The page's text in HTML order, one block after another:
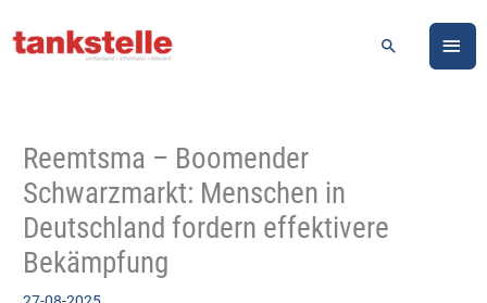
Inhalt
Suchen
Reemtsma – Boomender
Schwarzmarkt: Menschen in
Deutschland fordern effektivere
Bekämpfung